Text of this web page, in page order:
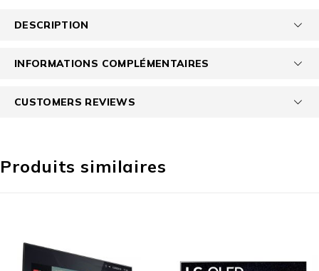
DESCRIPTION
INFORMATIONS COMPLÉMENTAIRES
CUSTOMERS REVIEWS
Produits similaires